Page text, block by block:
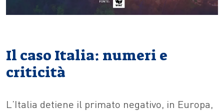
Il caso Italia: numeri e
criticità
L’Italia detiene il primato negativo, in Europa,